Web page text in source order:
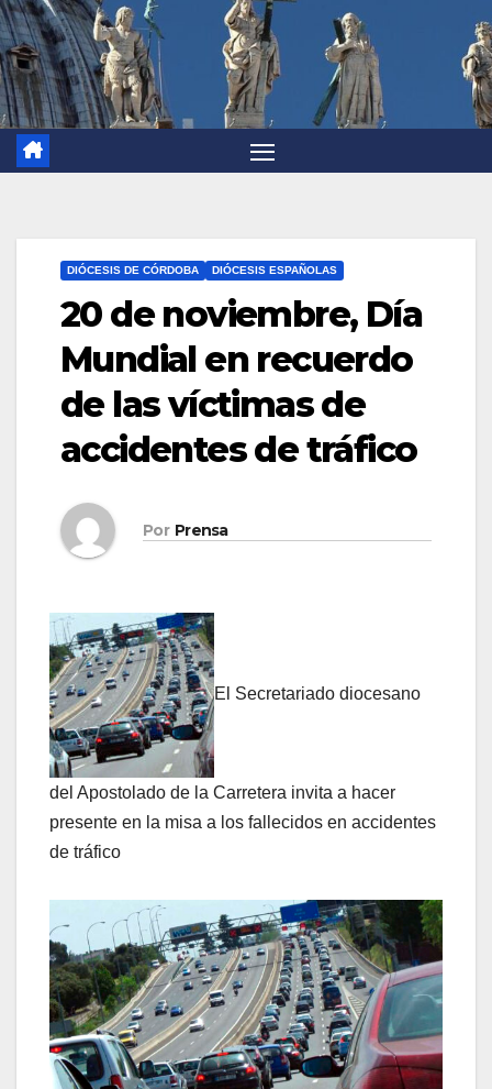
DIÓCESIS DE CÓRDOBA DIÓCESIS ESPAÑOLAS
20 de noviembre, Día
Mundial en recuerdo
de las víctimas de
accidentes de tráfico
Por Prensa
El Secretariado diocesano
del Apostolado de la Carretera invita a hacer
presente en la misa a los fallecidos en accidentes
de tráfico